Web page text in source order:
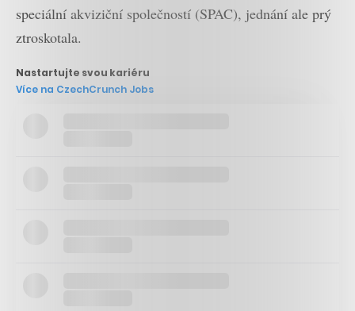
speciální akviziční společností (SPAC), jednání ale prý
ztroskotala.
Nastartujte svou kariéru
Více na CzechCrunch Jobs